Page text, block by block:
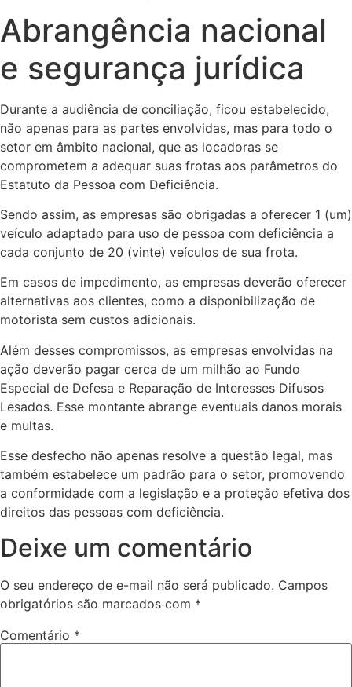
Abrangência nacional
e segurança jurídica
Durante a audiência de conciliação, ficou estabelecido,
não apenas para as partes envolvidas, mas para todo o
setor em âmbito nacional, que as locadoras se
comprometem a adequar suas frotas aos parâmetros do
Estatuto da Pessoa com Deficiência.
Sendo assim, as empresas são obrigadas a oferecer 1 (um)
veículo adaptado para uso de pessoa com deficiência a
cada conjunto de 20 (vinte) veículos de sua frota.
Em casos de impedimento, as empresas deverão oferecer
alternativas aos clientes, como a disponibilização de
motorista sem custos adicionais.
Além desses compromissos, as empresas envolvidas na
ação deverão pagar cerca de um milhão ao Fundo
Especial de Defesa e Reparação de Interesses Difusos
Lesados. Esse montante abrange eventuais danos morais
e multas.
Esse desfecho não apenas resolve a questão legal, mas
também estabelece um padrão para o setor, promovendo
a conformidade com a legislação e a proteção efetiva dos
direitos das pessoas com deficiência.
Deixe um comentário
O seu endereço de e-mail não será publicado. Campos
obrigatórios são marcados com *
Comentário *